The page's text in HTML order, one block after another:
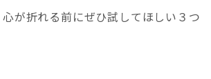
が折れる前にぜひ試してほしい３つ